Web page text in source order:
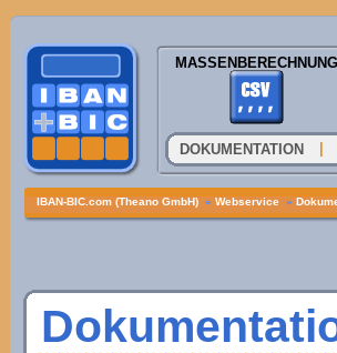
DOKUMENTATION
IBAN-BIC.com (Theano GmbH) » Webservice »